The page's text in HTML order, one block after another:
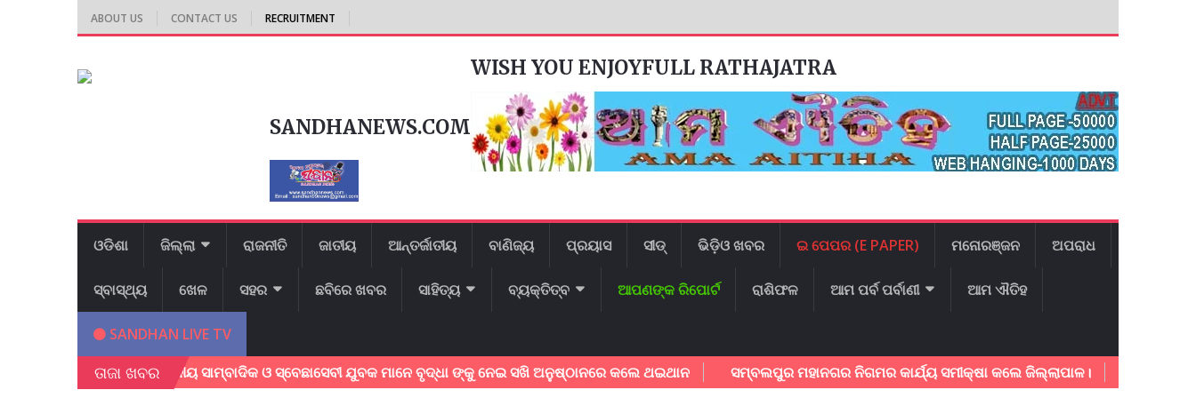
ABOUT US CONTACT US RECRUITMENT
WISH YOU ENJOYFULL RATHAJATRA
SANDHANEWS.COM
ଓଡିଶା ଜିଲ୍ଲା ରାଜନୀତି ଜାତୀୟ ଆନ୍ତର୍ଜାତୀୟ ବାଣିଜ୍ୟ ପ୍ରୟାସ ସୀଡ୍ ଭିଡ଼ିଓ ଖବର ଇ ପେପର (E PAPER) ମନୋରଞ୍ଜନ ଅପରାଧ
ସ୍ବାସ୍ଥ୍ୟ ଖେଳ ସହର ଛବିରେ ଖବର ସାହିତ୍ୟ ବ୍ୟକ୍ତିତ୍ବ ଆପଣଙ୍କ ରିପୋର୍ଟ ରାଶିଫଳ ଆମ ପର୍ବ ପର୍ବାଣୀ ଆମ ଐତିହ
SANDHAN LIVE TV
ତାଜା ଖବର
ବୁଲୁଥିବା ବେଳେ ସ୍ଥାନୀୟ ସାମ୍ବାଦିକ ଓ ସ୍ବେଛାସେବୀ ଯୁବକ ମାନେ ବୃଦ୍ଧା ଙ୍କୁ ନେଇ ସଖି ଅନୁଷ୍ଠାନରେ କଲେ ଥଇଥାନ ସମ୍ବଲପୁର ମହାନଗର ନିଗମର କାର୍ଯ୍ୟ ସମୀକ୍ଷା କଲେ ଜିଲ୍ଲାପାଳ। ଅଂଚଳ ବିକାଶ